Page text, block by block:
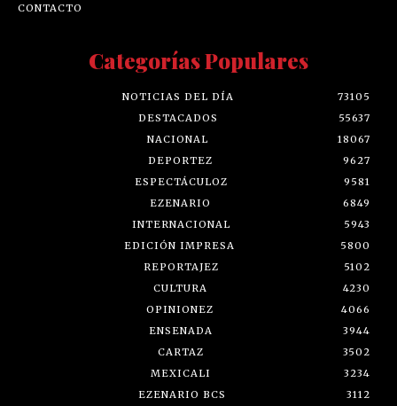
CONTACTO
Categorías Populares
NOTICIAS DEL DÍA
73105
DESTACADOS
55637
NACIONAL
18067
DEPORTEZ
9627
ESPECTÁCULOZ
9581
EZENARIO
6849
INTERNACIONAL
5943
EDICIÓN IMPRESA
5800
REPORTAJEZ
5102
CULTURA
4230
OPINIONEZ
4066
ENSENADA
3944
CARTAZ
3502
MEXICALI
3234
EZENARIO BCS
3112